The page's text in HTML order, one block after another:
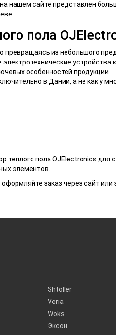
нашем сайте представлен
пола
превращаясь из небольшого
устройства
особенностей продукции
в Дании, а не как у
теплого пола OJElectronics для
элементов.
заказ через сайт или
Shtoller
Veria
Woks
Эксон